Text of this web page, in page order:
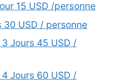
15 USD /personne
30 USD / personne
Jours 45 USD /
Jours 60 USD /